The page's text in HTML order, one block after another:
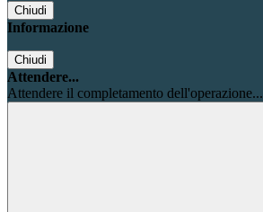
Chiudi
Informazione
Chiudi
Attendere...
Attendere il completamento dell'operazione...